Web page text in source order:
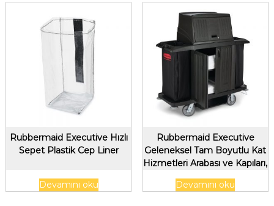
Rubbermaid Executive Hızlı
Sepet Plastik Cep Liner
Devamını oku
Rubbermaid Executive
Geleneksel Tam Boyutlu Kat
Hizmetleri Arabası ve Kapıları,
Siyah
Devamını oku